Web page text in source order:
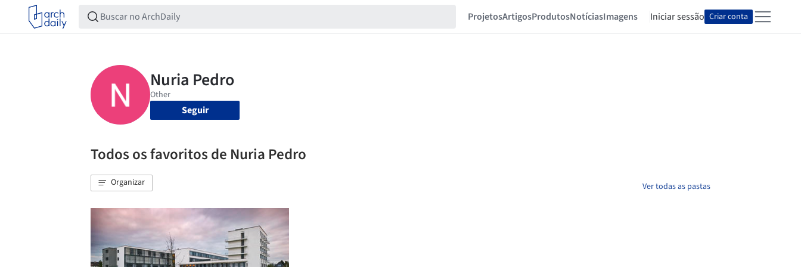
ProjetosArtigosProdutosNotíciasImagens Iniciar sessão Criar conta
Seguir
Todos os favoritos de Nuria Pedro
Organizar Ver todas as pastas